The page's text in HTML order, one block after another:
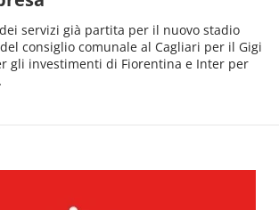
servizi già partita per il nuovo stadio
del consiglio comunale al Cagliari per il Gigi
gli investimenti di Fiorentina e Inter per